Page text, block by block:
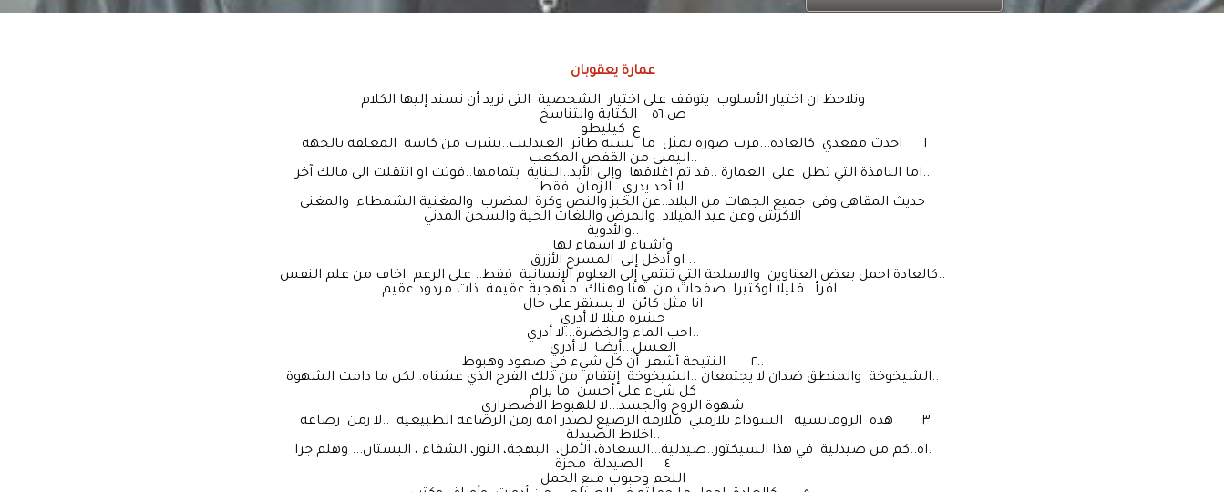
عمارة يعقوبان
ونلاحظ ان اختيار الأسلوب يتوقف على اختيار الشخصية التي نريد أن نسند إليها الكلام
ص ٥٦ الكتابة والتناسخ
١ اخذت مقعدي كالعادة...قرب صورة تمثل ما يشبه طائر العندليب..يشرب من كاسه المعلقة بالجهة
اليمنى من القفص المكعب..
اما النافذة التي تطل على العمارة ..قد تم اغلاقها وإلى الأبد..البناية بتمامها..فوتت او انتقلت الى مالك آخر..
لا أحد يدري...الزمان فقط.
حديث المقاهى وفي جميع الجهات من البلاد..عن الخبز والنص وكرة المضرب والمغنية الشمطاء والمغني
الاكرش وعن عيد الميلاد والمرض واللغات الحية والسجن المدني
والأدوية..
وأشياء لا اسماء لها
او أدخل إلى المسرح الأزرق ..
كالعادة احمل بعض العناوين والاسلحة التي تنتمي إلى العلوم الإنسانية فقط.. على الرغم اخاف من علم النفس..
اقرأ قليلا اوكثيرا صفحات من هنا وهناك..منهجية عقيمة ذات مردود عقيم..
انا مثل كائن لا يستقر على حال
حشرة مثلا لا أدري
احب الماء والخضرة...لا أدري..
العسل...أيضا لا أدري
٢ النتيجة أشعر أن كل شيء في صعود وهبوط..
الشيخوخة والمنطق ضدان لا يجتمعان ..الشيخوخة إنتقام من ذلك الفرح الذي عشناه. لكن ما دامت الشهوة..
كل شيء على أحسن ما يرام
شهوة الروح والجسد...لا للهبوط الاضطراري
٣ هذه الرومانسية السوداء تلازمني ملازمة الرضيع لصدر امه زمن الرضاعة الطبيعية ..لا زمن رضاعة
اخلاط الصيدلة..
اه..كم من صيدلية في هذا السيكتور..صيدلية...السعادة، الأمل، البهجة، النور، الشفاء ، البستان... وهلم جرا.
٤ الصيدلة مجزة
اللحم وحبوب منع الحمل